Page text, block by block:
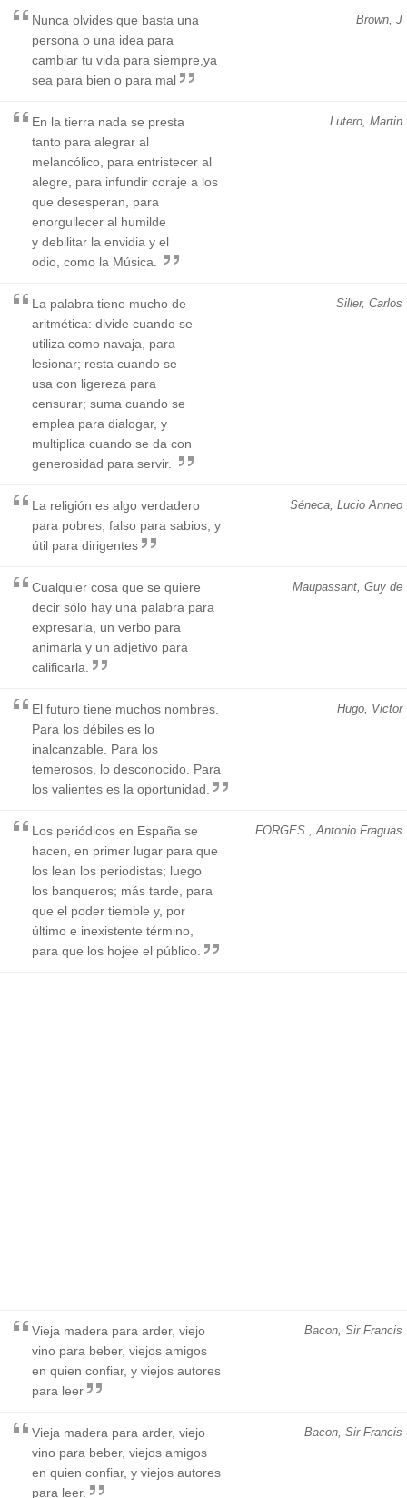
Brown, J
Nunca olvides que basta una
persona o una idea para
cambiar tu vida para siempre,ya
sea para bien o para mal
Lutero, Martin
En la tierra nada se presta
tanto para alegrar al
melancólico, para entristecer al
alegre, para infundir coraje a los
que desesperan, para
enorgullecer al humilde
y debilitar la envidia y el
odio, como la Música.
Siller, Carlos
La palabra tiene mucho de
aritmética: divide cuando se
utiliza como navaja, para
lesionar; resta cuando se
usa con ligereza para
censurar; suma cuando se
emplea para dialogar, y
multiplica cuando se da con
generosidad para servir.
Séneca, Lucio Anneo
La religión es algo verdadero
para pobres, falso para sabios, y
útil para dirigentes
Maupassant, Guy de
Cualquier cosa que se quiere
decir sólo hay una palabra para
expresarla, un verbo para
animarla y un adjetivo para
calificarla.
Hugo, Victor
El futuro tiene muchos nombres.
Para los débiles es lo
inalcanzable. Para los
temerosos, lo desconocido. Para
los valientes es la oportunidad.
FORGES , Antonio Fraguas
Los periódicos en España se
hacen, en primer lugar para que
los lean los periodistas; luego
los banqueros; más tarde, para
que el poder tiemble y, por
último e inexistente término,
para que los hojee el público.
Bacon, Sir Francis
Vieja madera para arder, viejo
vino para beber, viejos amigos
en quien confiar, y viejos autores
para leer
Bacon, Sir Francis
Vieja madera para arder, viejo
vino para beber, viejos amigos
en quien confiar, y viejos autores
para leer.